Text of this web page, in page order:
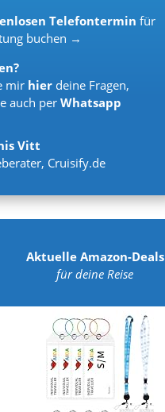
Telefontermin für
buchen →
mir hier deine Fragen,
auch perWhatsapp
Vitt
, Cruisify.de
Aktuelle Amazon-Deals
für deine Reise